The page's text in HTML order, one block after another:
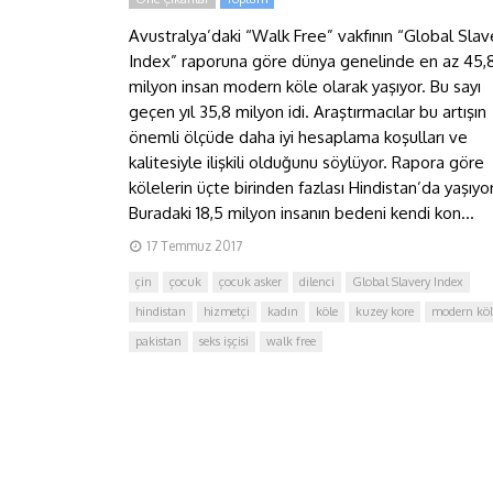
Avustralya’daki “Walk Free” vakfının “Global
Index” raporuna göre dünya genelinde en az
milyon insan modern köle olarak yaşıyor. Bu sayı
geçen yıl 35,8 milyon idi. Araştırmacılar bu artışın
önemli ölçüde daha iyi hesaplama koşulları ve
kalitesiyle ilişkili olduğunu söylüyor. Rapora göre
kölelerin üçte birinden fazlası Hindistan’da
Buradaki 18,5 milyon insanın bedeni kendi kon...
17 Temmuz 2017
çin çocuk çocuk asker dilenci
Global Slavery Index
hindistan
hizmetçi kadın köle kuzey kore
modern
pakistan
seks işçisi walk free